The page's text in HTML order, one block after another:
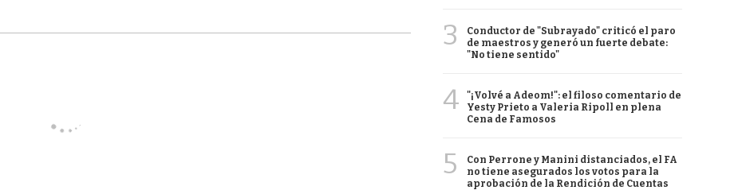
3
Conductor de "Subrayado" criticó el paro
de maestros y generó un fuerte debate:
"No tiene sentido"
4
"¡Volvé a Adeom!": el filoso comentario de
Yesty Prieto a Valeria Ripoll en plena
Cena de Famosos
5
Con Perrone y Manini distanciados, el FA
no tiene asegurados los votos para la
aprobación de la Rendición de Cuentas